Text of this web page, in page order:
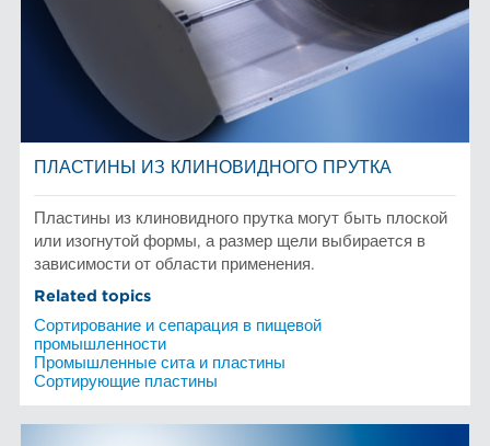
ПЛАСТИНЫ ИЗ КЛИНОВИДНОГО ПРУТКА
Пластины из клиновидного прутка могут быть плоской
или изогнутой формы, а размер щели выбирается в
зависимости от области применения.
Related topics
Сортирование и сепарация в пищевой
промышленности
Промышленные сита и пластины
Сортирующие пластины